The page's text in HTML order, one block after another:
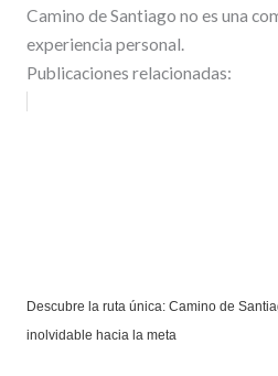
Camino de Santiago no es una
experiencia personal.
Publicaciones relacionadas:
Descubre la ruta única: Camino de
inolvidable hacia la meta